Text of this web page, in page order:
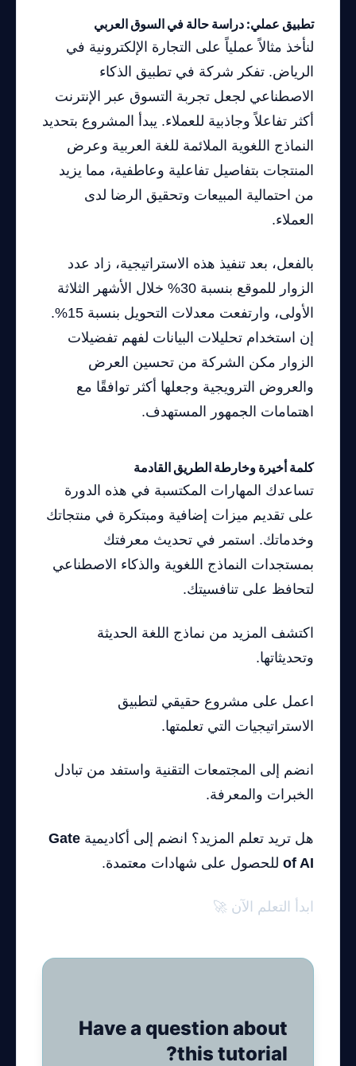
تطبيق عملي: دراسة حالة في السوق العربي
لنأخذ مثالاً عملياً على التجارة الإلكترونية في
الرياض. تفكر شركة في تطبيق الذكاء
الاصطناعي لجعل تجربة التسوق عبر الإنترنت
أكثر تفاعلاً وجاذبية للعملاء. يبدأ المشروع بتحديد
النماذج اللغوية الملائمة للغة العربية وعرض
المنتجات بتفاصيل تفاعلية وعاطفية، مما يزيد
من احتمالية المبيعات وتحقيق الرضا لدى
العملاء.
بالفعل، بعد تنفيذ هذه الاستراتيجية، زاد عدد
الزوار للموقع بنسبة 30% خلال الأشهر الثلاثة
الأولى، وارتفعت معدلات التحويل بنسبة 15%.
إن استخدام تحليلات البيانات لفهم تفضيلات
الزوار مكن الشركة من تحسين العرض
والعروض الترويجية وجعلها أكثر توافقًا مع
اهتمامات الجمهور المستهدف.
كلمة أخيرة وخارطة الطريق القادمة
تساعدك المهارات المكتسبة في هذه الدورة
على تقديم ميزات إضافية ومبتكرة في منتجاتك
وخدماتك. استمر في تحديث معرفتك
بمستجدات النماذج اللغوية والذكاء الاصطناعي
لتحافظ على تنافسيتك.
اكتشف المزيد من نماذج اللغة الحديثة
وتحديثاتها.
اعمل على مشروع حقيقي لتطبيق
الاستراتيجيات التي تعلمتها.
انضم إلى المجتمعات التقنية واستفد من تبادل
الخبرات والمعرفة.
هل تريد تعلم المزيد؟ انضم إلى أكاديمية Gate
of AI للحصول على شهادات معتمدة.
ابدأ التعلم الآن 🚀
Have a question about
this tutorial?